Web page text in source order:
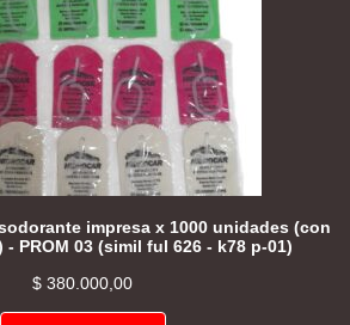
impresa x 1000 unidades (con
- PROM 03 (simil ful 626 - k78 p-01)
$ 380.000,00